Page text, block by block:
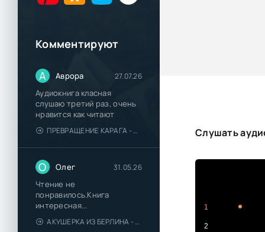
Комментируют
А Аврора 27.07.26
Аудиокнига класная
слушаю третий раз, очень
нравится как читают
ПРЕВРАЩЕНИЕ КАРАГА - КАТЯ БРАНДИС
О Олег 31.05.26
Чтение не
понравилось.Книга
интересная...
АКУШЕРКА ИЗ БЕРЛИНА - АННА СТЮАРТ
Слушать
1
2